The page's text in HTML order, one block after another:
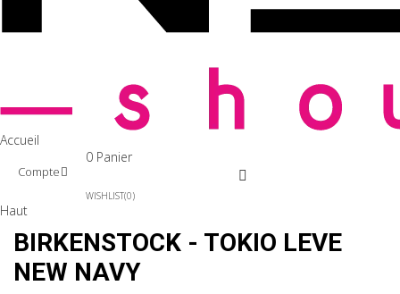
Accueil
Compte
0 Panier
WISHLIST 0
Haut
BIRKENSTOCK - TOKIO LEVE
NEW NAVY